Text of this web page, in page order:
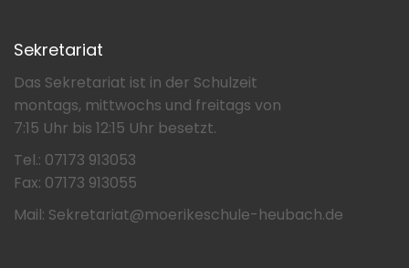
Sekretariat
Das Sekretariat ist in der Schulzeit
montags, mittwochs und freitags von
7:15 Uhr bis 12:15 Uhr besetzt.
Tel.: 07173 913053
Fax: 07173 913055
Mail: Sekretariat@moerikeschule-heubach.de